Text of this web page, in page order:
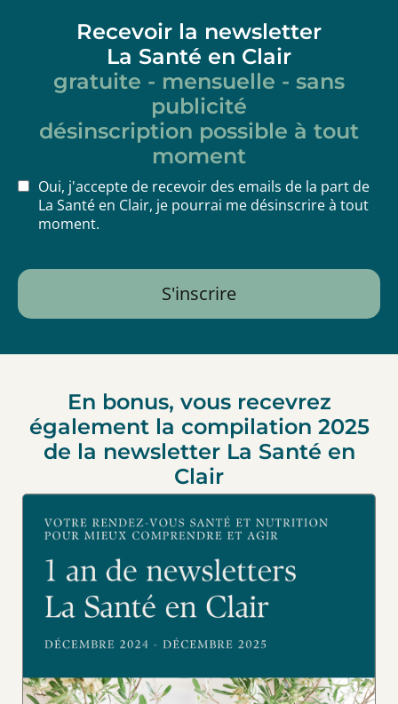
Recevoir la newsletter
La Santé en Clair
gratuite - mensuelle - sans
publicité
désinscription possible à tout
moment
Oui, j'accepte de recevoir des emails de la part de
La Santé en Clair, je pourrai me désinscrire à tout
moment.
S'inscrire
En bonus, vous recevrez
également la compilation 2025
de la newsletter La Santé en
Clair